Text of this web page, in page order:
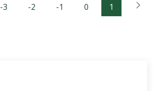
-3 -2 -1 0 1